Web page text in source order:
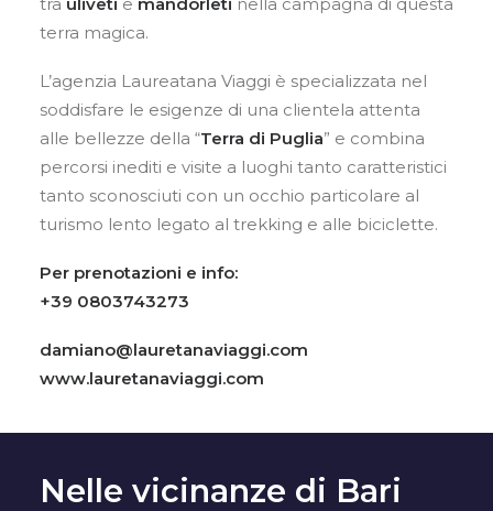
terra magica.
L’agenzia Laureatana Viaggi è specializzata nel
soddisfare le esigenze di una clientela attenta
alle bellezze della “Terra di Puglia” e combina
percorsi inediti e visite a luoghi tanto caratteristici
tanto sconosciuti con un occhio particolare al
turismo lento legato al trekking e alle biciclette.
Per prenotazioni e info:
+39 0803743273
damiano@lauretanaviaggi.com
www.lauretanaviaggi.com
Nelle vicinanze di Bari